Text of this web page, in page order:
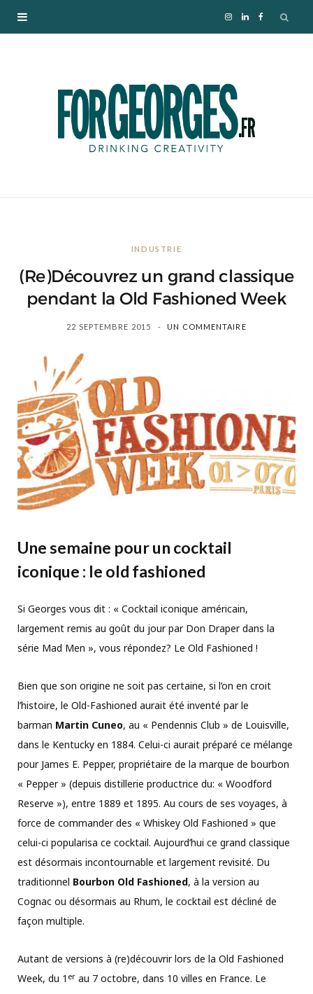
I
s
m
L
k
INDUSTRIE
(Re)Découvrez un grand classique
pendant la Old Fashioned Week
22 SEPTEMBRE 2015 UN COMMENTAIRE
Une semaine pour un cocktail
iconique : le old fashioned
Si Georges vous dit : « Cocktail iconique américain,
largement remis au goût du jour par Don Draper dans la
série Mad Men », vous répondez? Le Old Fashioned !
Bien que son origine ne soit pas certaine, si l’on en croit
l’histoire, le Old-Fashioned aurait été inventé par le
barman Martin Cuneo, au « Pendennis Club » de Louisville,
dans le Kentucky en 1884. Celui-ci aurait préparé ce mélange
pour James E. Pepper, propriétaire de la marque de bourbon
« Pepper » (depuis distillerie productrice du: « Woodford
Reserve »), entre 1889 et 1895. Au cours de ses voyages, à
force de commander des « Whiskey Old Fashioned » que
celui-ci popularisa ce cocktail. Aujourd’hui ce grand classique
est désormais incontournable et largement revisité. Du
traditionnel Bourbon Old Fashioned, à la version au
Cognac ou désormais au Rhum, le cocktail est décliné de
façon multiple.
Autant de versions à (re)découvrir lors de la Old Fashioned
Week, du 1 er au 7 octobre, dans 10 villes en France. Le